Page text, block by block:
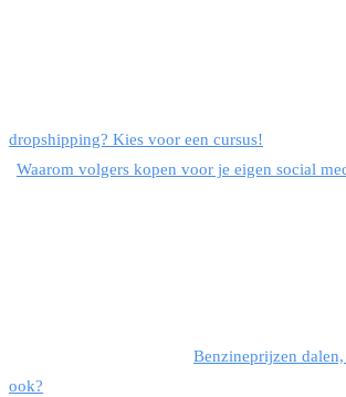
dropshipping? Kies voor een cursus!
Waarom volgers kopen voor je eigen social
Benzineprijzen
ook?